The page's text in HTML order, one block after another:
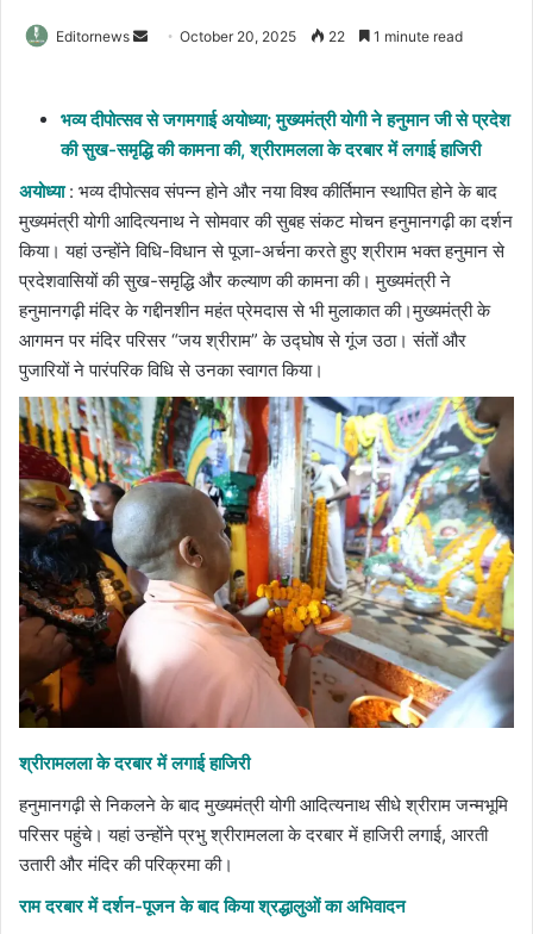
Editornews
SendOctober 20, 2025 22 1 minute read
भव्य दीपोत्सव से जगमगाई अयोध्या; मुख्यमंत्री योगी ने हनुमान जी से प्रदेश
की सुख-समृद्धि की कामना की, श्रीरामलला के दरबार में लगाई हाजिरी
अयोध्या : भव्य दीपोत्सव संपन्न होने और नया विश्व कीर्तिमान स्थापित होने के बाद
मुख्यमंत्री योगी आदित्यनाथ ने सोमवार की सुबह संकट मोचन हनुमानगढ़ी का दर्शन
किया। यहां उन्होंने विधि-विधान से पूजा-अर्चना करते हुए श्रीराम भक्त हनुमान से
प्रदेशवासियों की सुख-समृद्धि और कल्याण की कामना की। मुख्यमंत्री ने
हनुमानगढ़ी मंदिर के गद्दीनशीन महंत प्रेमदास से भी मुलाकात की।मुख्यमंत्री के
आगमन पर मंदिर परिसर “जय श्रीराम” के उद्घोष से गूंज उठा। संतों और
पुजारियों ने पारंपरिक विधि से उनका स्वागत किया।
श्रीरामलला के दरबार में लगाई हाजिरी
हनुमानगढ़ी से निकलने के बाद मुख्यमंत्री योगी आदित्यनाथ सीधे श्रीराम जन्मभूमि
परिसर पहुंचे। यहां उन्होंने प्रभु श्रीरामलला के दरबार में हाजिरी लगाई, आरती
उतारी और मंदिर की परिक्रमा की।
राम दरबार में दर्शन-पूजन के बाद किया श्रद्धालुओं का अभिवादन